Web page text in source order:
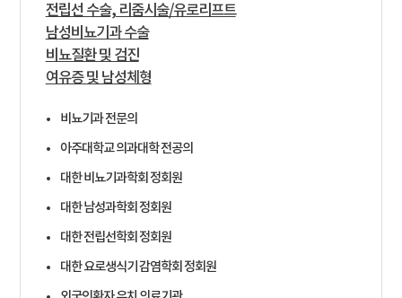
전립선 수술, 리줌시술/유로리프트
남성비뇨기과 수술
비뇨질환 및 검진
여유증 및 남성체형
비뇨기과 전문의
아주대학교 의과대학 전공의
대한 비뇨기과학회 정회원
대한 남성과학회 정회원
대한 전립선학회 정회원
대한 요로생식기 감염학회 정회원